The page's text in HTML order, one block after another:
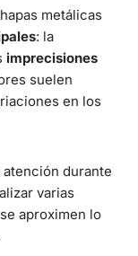
metálicas
: la
imprecisiones
suelen
en los
durante
varias
aproximen lo